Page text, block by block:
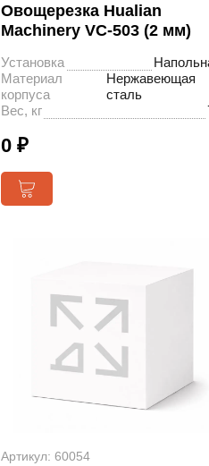
Овощерезка Hualian
Machinery VC-503 (2 мм)
Установка
Материал
корпуса
Нержавеющая
сталь
Вес, кг
0 ₽
Артикул: 60054